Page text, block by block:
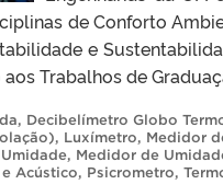
de Conforto
e
Trabalhos de
, Decibelímetro Globo
, Luxímetro, Medidor
, Medidor de
Acústico, Psicrometro,